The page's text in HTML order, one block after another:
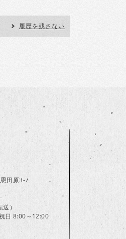
履歴を残さない
田原3-7
）
日 8:00～12:00